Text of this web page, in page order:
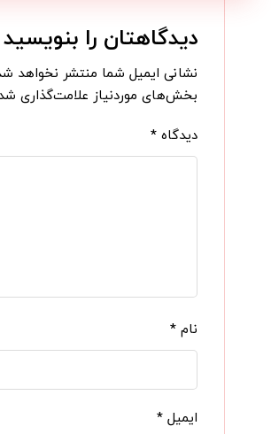
دیدگاهتان را بنویسید
نشانی ایمیل شما منتشر نخواهد
بخش‌های موردنیاز علامت‌گذاری
دیدگاه*
نام*
ایمیل*